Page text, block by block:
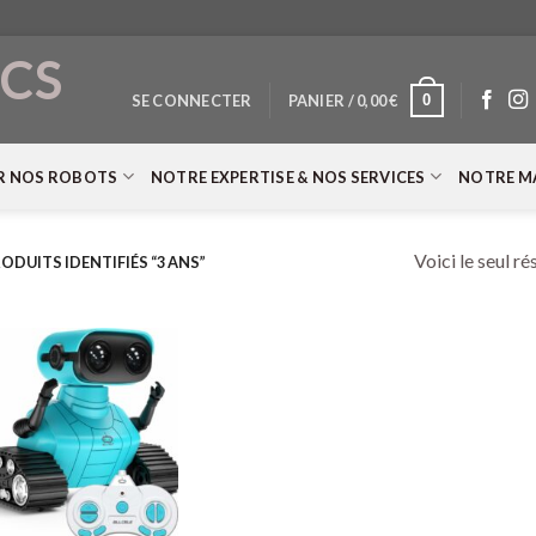
SE CONNECTER PANIER /0,00€ 0
NOS ROBOTS NOTRE EXPERTISE & NOS SERVICES NOTRE
IDENTIFIÉS “3 ANS” Voici le seul